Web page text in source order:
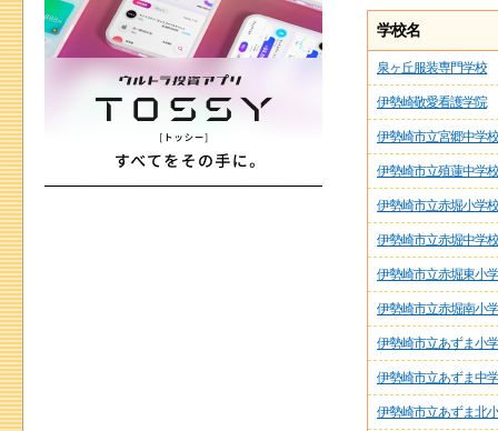
学校名
泉ヶ丘服装専門学校
伊勢崎敬愛看護学院
伊勢崎市立宮郷中学校
伊勢崎市立殖蓮中学校
伊勢崎市立赤堀小学校
伊勢崎市立赤堀中学校
伊勢崎市立赤堀東小
伊勢崎市立赤堀南小
伊勢崎市立あずま小
伊勢崎市立あずま中
伊勢崎市立あずま北